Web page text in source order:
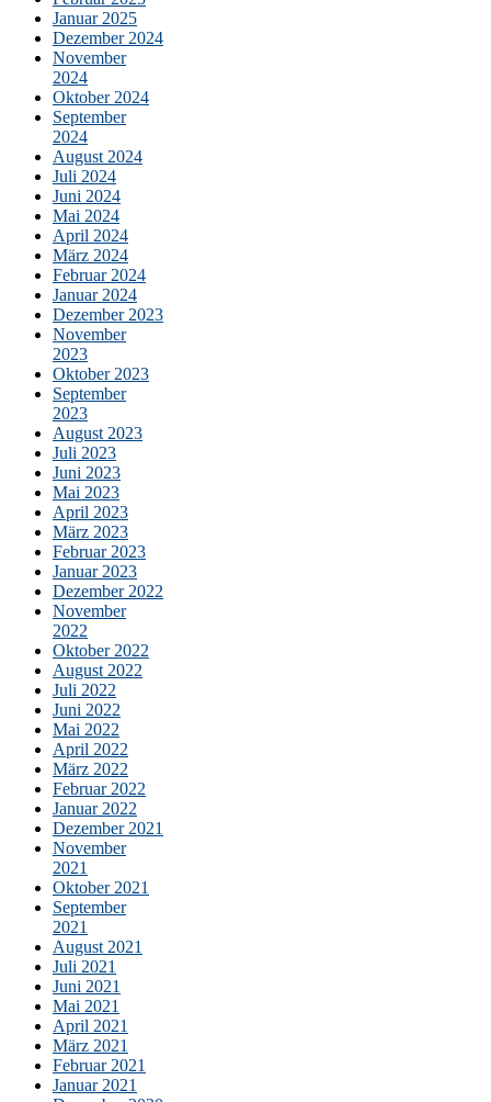
Januar 2025
Dezember 2024
November
2024
Oktober 2024
September
2024
August 2024
Juli 2024
Juni 2024
Mai 2024
April 2024
März 2024
Februar 2024
Januar 2024
Dezember 2023
November
2023
Oktober 2023
September
2023
August 2023
Juli 2023
Juni 2023
Mai 2023
April 2023
März 2023
Februar 2023
Januar 2023
Dezember 2022
November
2022
Oktober 2022
August 2022
Juli 2022
Juni 2022
Mai 2022
April 2022
März 2022
Februar 2022
Januar 2022
Dezember 2021
November
2021
Oktober 2021
September
2021
August 2021
Juli 2021
Juni 2021
Mai 2021
April 2021
März 2021
Februar 2021
Januar 2021